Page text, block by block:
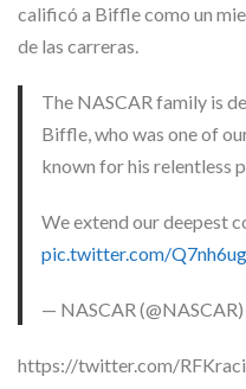
calificó a Biffle como un
de las carreras.
The NASCAR family is
Biffle, who was one of
known for his relentless
We extend our deepest
pic.twitter.com/
— NASCAR (@NASCAR)
https://twitter.com/